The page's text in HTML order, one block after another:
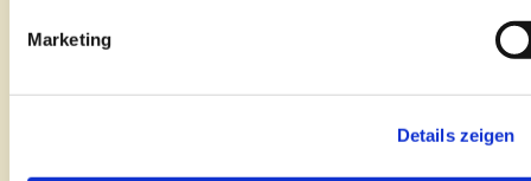
Marketing
Details zeigen
McCains Websites entstehen.